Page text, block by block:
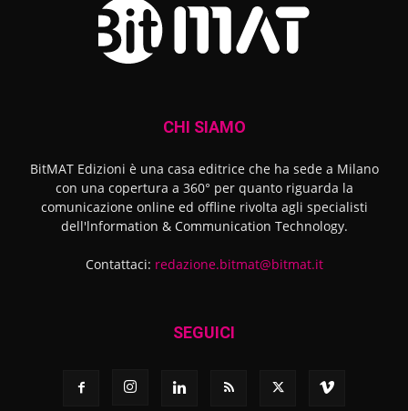
CHI SIAMO
BitMAT Edizioni è una casa editrice che ha sede a Milano
con una copertura a 360° per quanto riguarda la
comunicazione online ed offline rivolta agli specialisti
dell'lnformation & Communication Technology.
Contattaci: redazione.bitmat@bitmat.it
SEGUICI